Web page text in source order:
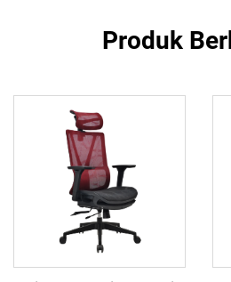
Produk